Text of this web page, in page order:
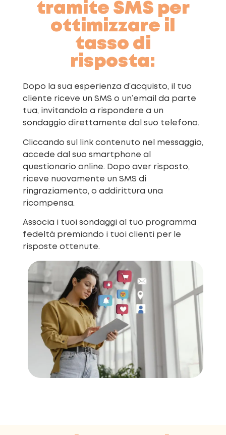
tramite SMS per
ottimizzare il
tasso di
risposta:
Dopo la sua esperienza d’acquisto, il tuo
cliente riceve un SMS o un’email da parte
tua, invitandolo a rispondere a un
sondaggio direttamente dal suo telefono.
Cliccando sul link contenuto nel messaggio,
accede dal suo smartphone al
questionario online. Dopo aver risposto,
riceve nuovamente un SMS di
ringraziamento, o addirittura una
ricompensa.
Associa i tuoi sondaggi al tuo programma
fedeltà premiando i tuoi clienti per le
risposte ottenute.